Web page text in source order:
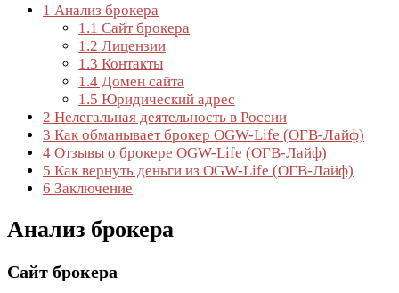
1 Анализ брокера
1.1 Сайт брокера
1.2 Лицензии
1.3 Контакты
1.4 Домен сайта
1.5 Юридический адрес
2 Нелегальная деятельность в России
3 Как обманывает брокер OGW-Life (ОГВ-Лайф)
4 Отзывы о брокере OGW-Life (ОГВ-Лайф)
5 Как вернуть деньги из OGW-Life (ОГВ-Лайф)
6 Заключение
Анализ брокера
Сайт брокера